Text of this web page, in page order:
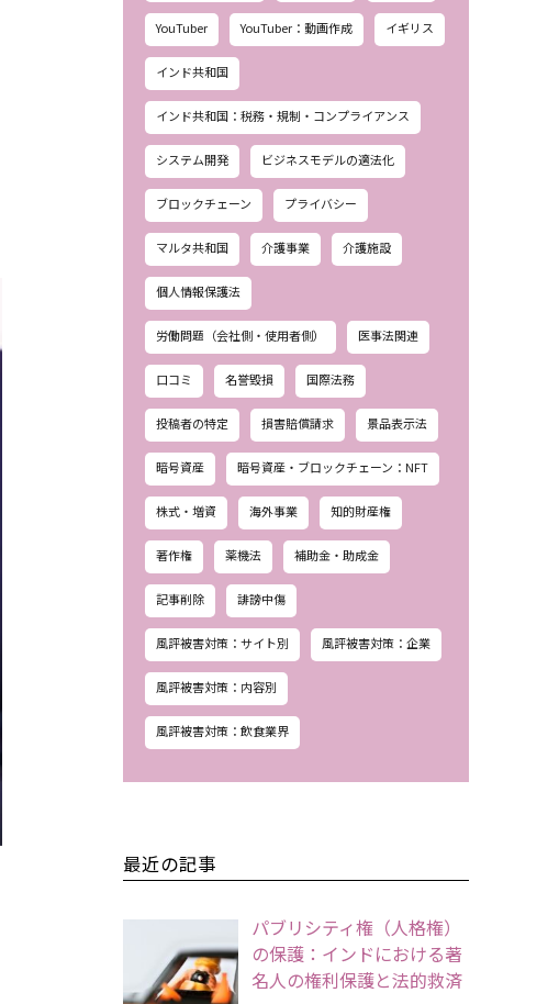
YouTuber YouTuber：動画作成 イギリス
インド共和国
インド共和国：税務・規制・コンプライアンス
システム開発 ビジネスモデルの適法化
ブロックチェーン プライバシー
マルタ共和国 介護事業 介護施設
個人情報保護法
労働問題（会社側・使用者側） 医事法関連
口コミ 名誉毀損 国際法務
投稿者の特定 損害賠償請求 景品表示法
暗号資産 暗号資産・ブロックチェーン：NFT
株式・増資 海外事業 知的財産権
著作権 薬機法 補助金・助成金
記事削除 誹謗中傷
風評被害対策：サイト別 風評被害対策：企業
風評被害対策：内容別
風評被害対策：飲食業界
最近の記事
パブリシティ権（人格権）
の保護：インドにおける著
名人の権利保護と法的救済